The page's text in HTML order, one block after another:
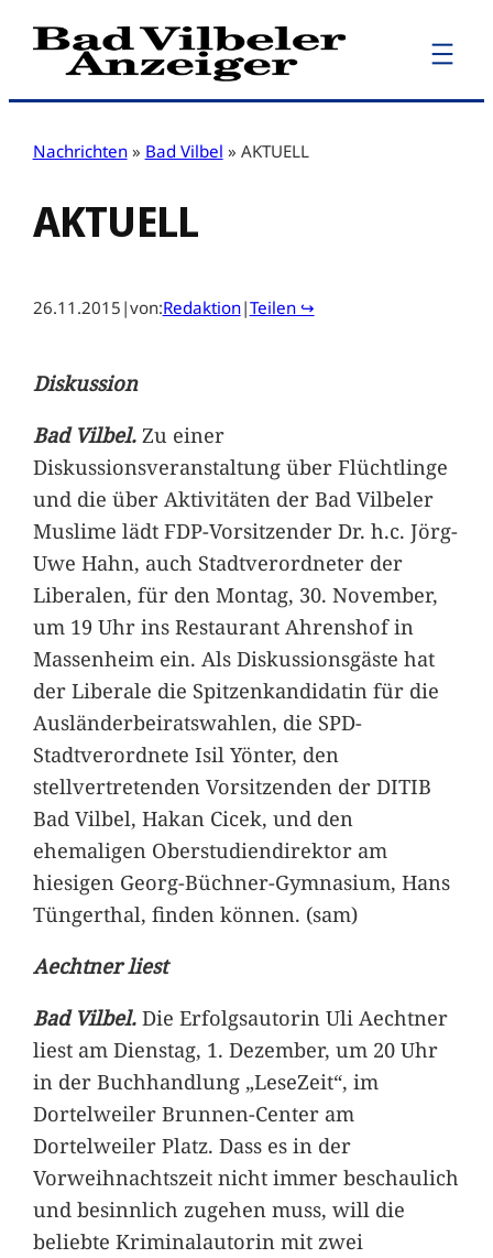
Zum
Inhalt
Nachrichten » Bad Vilbel » AKTUELL
AKTUELL
26.11.2015 |von:Redaktion|Teilen ↪
Diskussion
Bad Vilbel. Zu einer
Diskussionsveranstaltung über Flüchtlinge
und die über Aktivitäten der Bad Vilbeler
Muslime lädt FDP-Vorsitzender Dr. h.c. Jörg-
Uwe Hahn, auch Stadtverordneter der
Liberalen, für den Montag, 30. November,
um 19 Uhr ins Restaurant Ahrenshof in
Massenheim ein. Als Diskussionsgäste hat
der Liberale die Spitzenkandidatin für die
Ausländerbeiratswahlen, die SPD-
Stadtverordnete Isil Yönter, den
stellvertretenden Vorsitzenden der DITIB
Bad Vilbel, Hakan Cicek, und den
ehemaligen Oberstudiendirektor am
hiesigen Georg-Büchner-Gymnasium, Hans
Tüngerthal, finden können. (sam)
Aechtner liest
Bad Vilbel. Die Erfolgsautorin Uli Aechtner
liest am Dienstag, 1. Dezember, um 20 Uhr
in der Buchhandlung „LeseZeit“, im
Dortelweiler Brunnen-Center am
Dortelweiler Platz. Dass es in der
Vorweihnachtszeit nicht immer beschaulich
und besinnlich zugehen muss, will die
beliebte Kriminalautorin mit zwei